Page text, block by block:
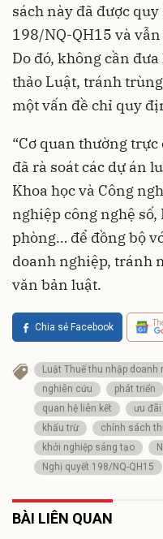
sách này đã được
198/NQ-QH15 và
Do đó, không cần
thảo Luật, tránh
một vấn đề chỉ quy
“Cơ quan thường
đã rà soát các dự án
Khoa học và Công
nghiệp công nghệ
phòng… để đồng bộ
doanh nghiệp, tránh
văn bản luật.
Chia sẻ Facebook
Luật Thuế thu nhập doanh
nghiên cứu
phát triển
quan hệ liên kết
ưu
khấu trừ
chính sách
khởi nghiệp sáng tạo
Nghị quyết 198/NQ-QH15
BÀI LIÊN QUAN